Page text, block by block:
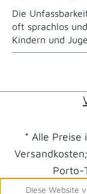
Die
oft sprachlos
Kindern und
* Alle
Porto-
Diese Website